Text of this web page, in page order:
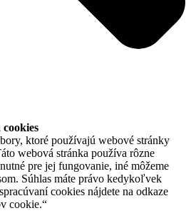
ktoré používajú webové stránky
webová stránka používa rôzne
pre jej fungovanie, iné môžeme
Súhlas máte právo kedykoľvek
cookies nájdete na odkaze
cookie.“